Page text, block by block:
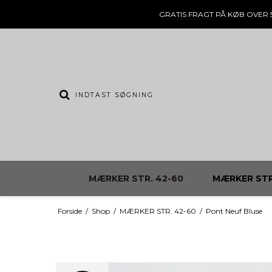
GRATIS FRAGTPÅ KØB OVER
MÆRKER STR. 42-60 MÆRKER
Forside / Shop / MÆRKER STR. 42-60 / Pont Neuf Bluse